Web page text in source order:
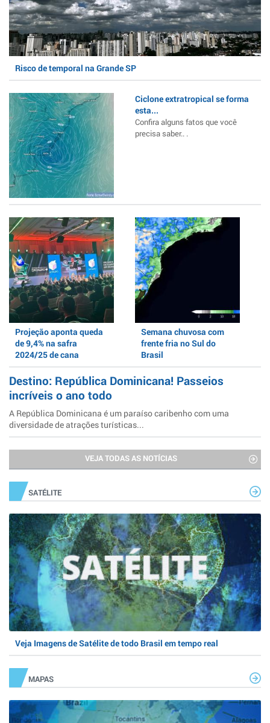
Risco de temporal na Grande SP
Ciclone extratropical se forma
esta...
Confira alguns fatos que você
precisa saber.. .
Projeção aponta queda
de 9,4% na safra
2024/25 de cana
Semana chuvosa com
frente fria no Sul do
Brasil
Destino: República Dominicana! Passeios
incríveis o ano todo
A República Dominicana é um paraíso caribenho com uma
diversidade de atrações turísticas...
VEJA TODAS AS NOTÍCIAS
SATÉLITE
Veja Imagens de Satélite de todo Brasil em tempo real
MAPAS